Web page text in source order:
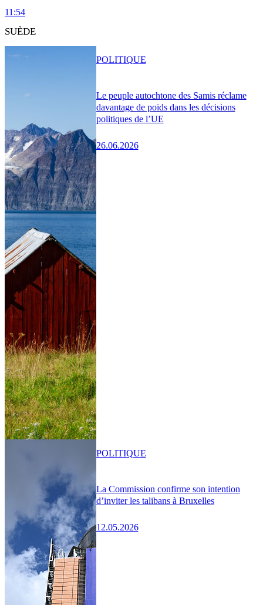
11:54
SUÈDE
Le peuple autochtone des Samis réclame
davantage de poids dans les décisions
politiques de l’UE
26.06.2026
POLITIQUE
La Commission confirme son intention
d’inviter les talibans à Bruxelles
12.05.2026
POLITIQUE